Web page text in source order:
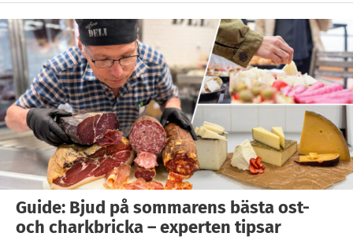
Guide: Bjud på sommarens bästa ost-
och charkbricka – experten tipsar